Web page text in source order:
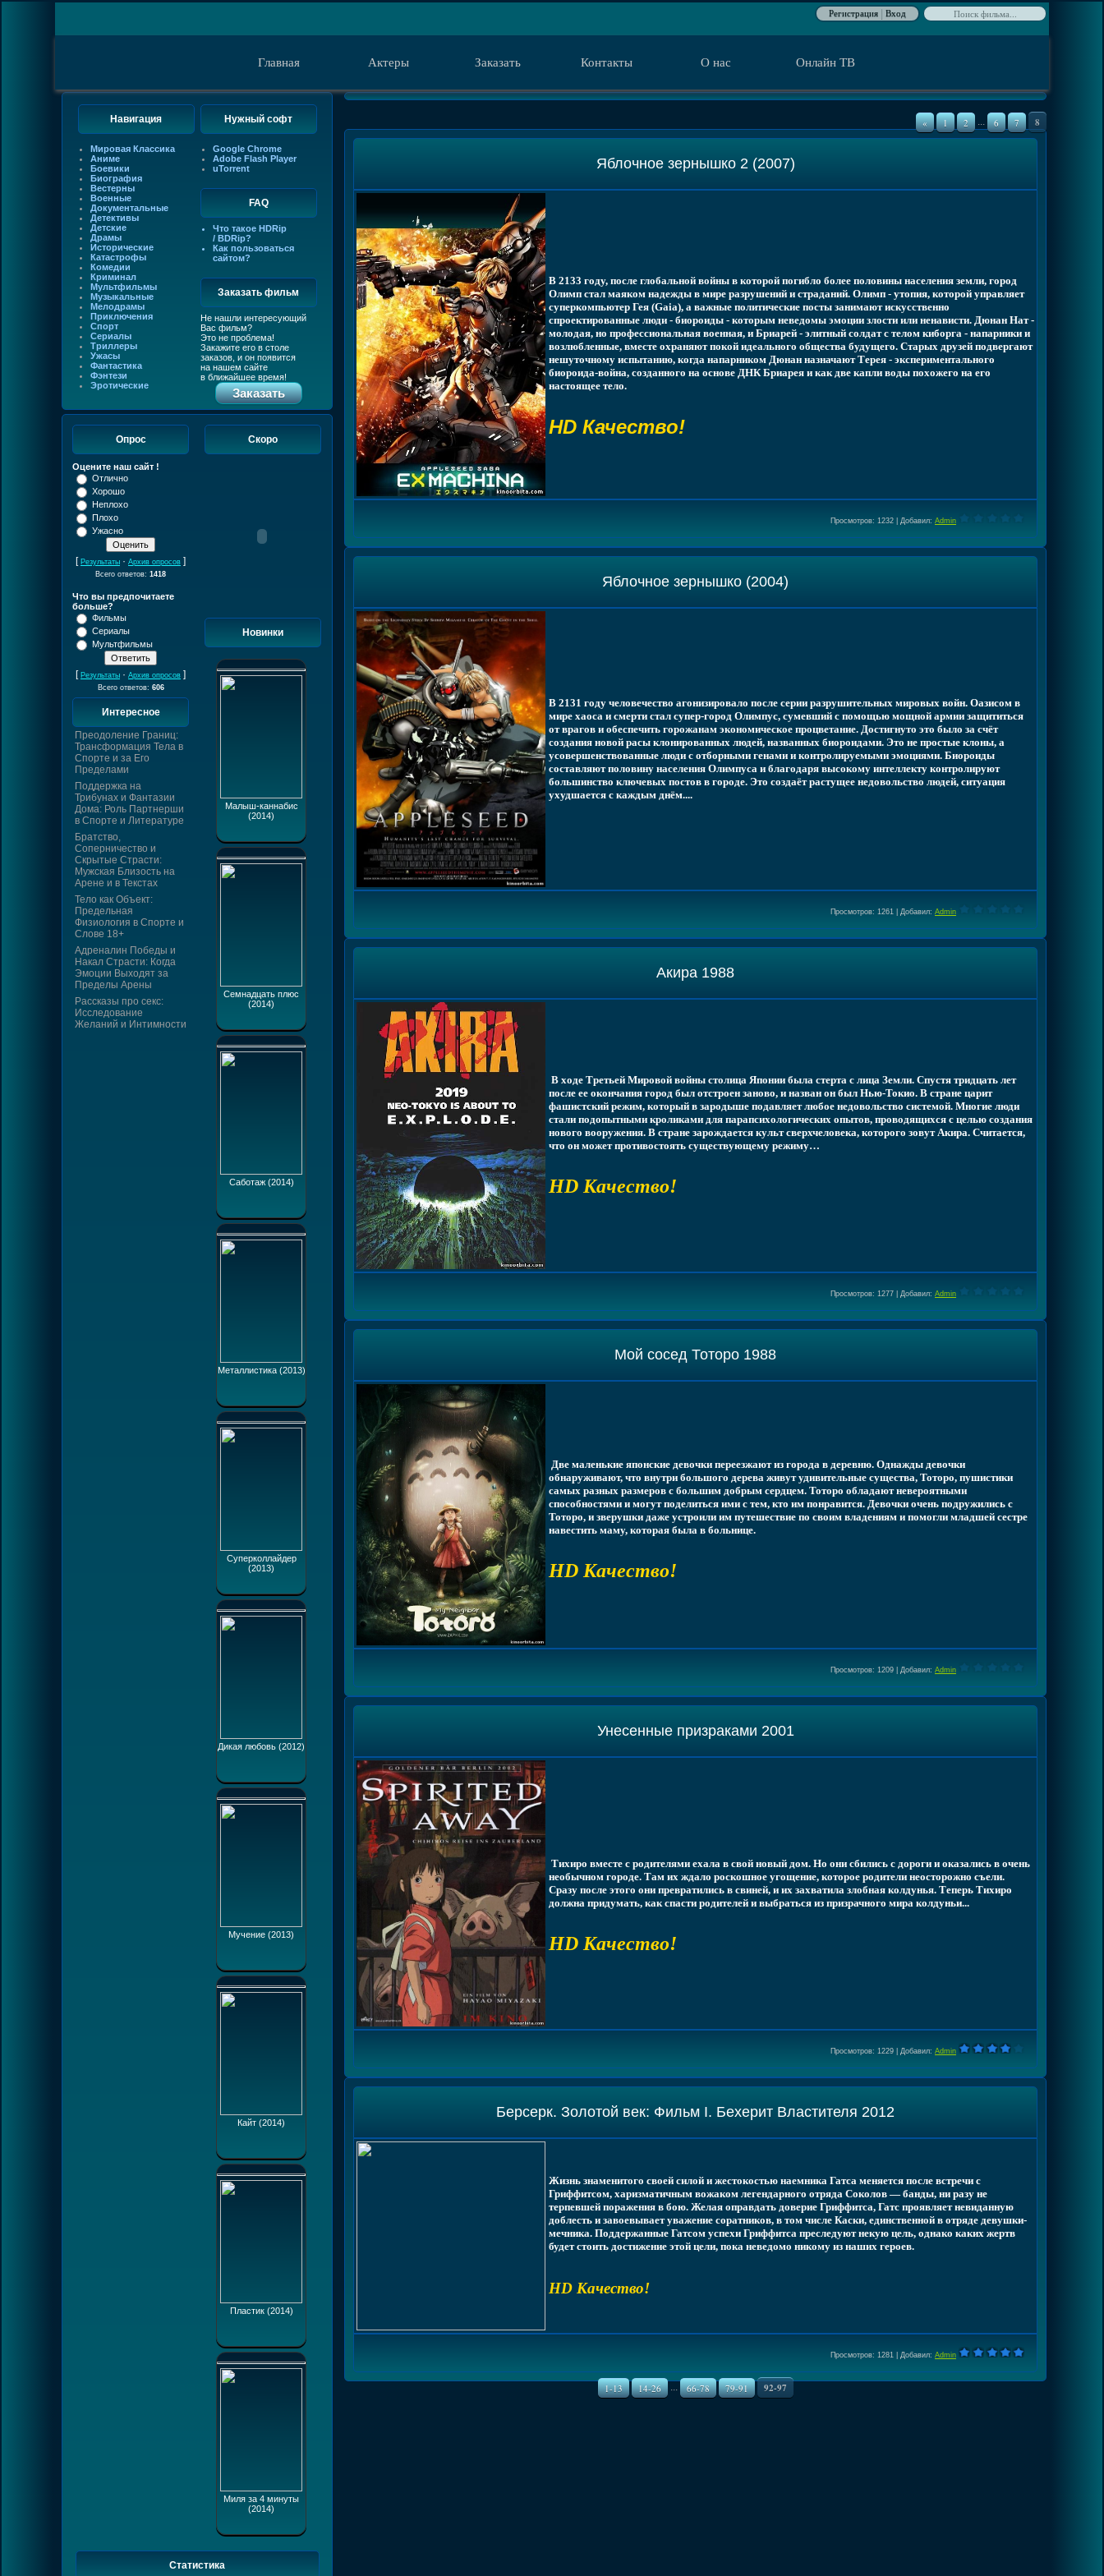
Регистрация Вход
Главная Актеры Заказать Контакты О нас Онлайн ТВ
Навигация Нужный софт
Мировая Классика
Аниме
Боевики
Биография
Вестерны
Военные
Документальные
Детективы
Детские
Драмы
Исторические
Катастрофы
Комедии
Криминал
Мультфильмы
Музыкальные
Мелодрамы
Приключения
Спорт
Сериалы
Триллеры
Ужасы
Фантастика
Фэнтези
Эротические
Google Chrome
Adobe Flash Player
uTorrent
FAQ
Что такое HDRip
/ BDRip?
Как пользоваться
сайтом?
Заказать фильм
Не нашли интересующий
Вас фильм?
Это не проблема!
Закажите его в столе
заказов, и он появится
на нашем сайте
в ближайшее время!
Заказать
Опрос
Оцените наш сайт !
Отлично
Хорошо
Неплохо
Плохо
Ужасно
[ Результаты · Архив опросов ]
Всего ответов: 1418
Что вы предпочитаете
больше?
Фильмы
Сериалы
Мультфильмы
[ Результаты · Архив опросов ]
Всего ответов: 606
Интересное
Преодоление Границ:
Трансформация Тела в
Спорте и за Его
Пределами
Поддержка на
Трибунах и Фантазии
Дома: Роль Партнерши
в Спорте и Литературе
Братство,
Соперничество и
Скрытые Страсти:
Мужская Близость на
Арене и в Текстах
Тело как Объект:
Предельная
Физиология в Спорте и
Слове 18+
Адреналин Победы и
Накал Страсти: Когда
Эмоции Выходят за
Пределы Арены
Рассказы про секс:
Исследование
Желаний и Интимности
Скоро
Новинки
Малыш-каннабис
(2014)
Семнадцать плюс
(2014)
Саботаж (2014)
Металлистика (2013)
Суперколлайдер
(2013)
Дикая любовь (2012)
Мучение (2013)
Кайт (2014)
Пластик (2014)
Миля за 4 минуты
(2014)
Статистика
« 1 2 ... 6 7 8
Яблочное зернышко 2 (2007)
В 2133 году, после глобальной войны в которой погибло более половины населения земли, город
Олимп стал маяком надежды в мире разрушений и страданий. Олимп - утопия, которой управляет
суперкомпьютер Гея (Gaia), а важные политические посты занимают искусственно
спроектированные люди - биороиды - которым неведомы эмоции злости или ненависти. Дюнан Нат -
молодая, но профессиональная военная, и Бриарей - элитный солдат с телом киборга - напарники и
возлюбленные, вместе охраняют покой идеального общества будущего. Старых друзей подвергают
нешуточному испытанию, когда напарником Дюнан назначают Терея - экспериментального
биороида-война, созданного на основе ДНК Бриарея и как две капли воды похожего на его
настоящее тело.
HD Качество!
Просмотров: 1232 | Добавил: Admin
Яблочное зернышко (2004)
В 2131 году человечество агонизировало после серии разрушительных мировых войн. Оазисом в
мире хаоса и смерти стал супер-город Олимпус, сумевший с помощью мощной армии защититься
от врагов и обеспечить горожанам экономическое процветание. Достигнуто это было за счёт
создания новой расы клонированных людей, названных биороидами. Это не простые клоны, а
усовершенствованные люди с отборными генами и контролируемыми эмоциями. Биороиды
составляют половину населения Олимпуса и благодаря высокому интеллекту контролируют
большинство ключевых постов в городе. Это создаёт растущее недовольство людей, ситуация
ухудшается с каждым днём....
Просмотров: 1261 | Добавил: Admin
Акира 1988
В ходе Третьей Мировой войны столица Японии была стерта с лица Земли. Спустя тридцать лет
после ее окончания город был отстроен заново, и назван он был Нью-Токио. В стране царит
фашистский режим, который в зародыше подавляет любое недовольство системой. Многие люди
стали подопытными кроликами для парапсихологических опытов, проводящихся с целью создания
нового вооружения. В стране зарождается культ сверхчеловека, которого зовут Акира. Считается,
что он может противостоять существующему режиму…
HD Качество!
Просмотров: 1277 | Добавил: Admin
Мой сосед Тоторо 1988
Две маленькие японские девочки переезжают из города в деревню. Однажды девочки
обнаруживают, что внутри большого дерева живут удивительные существа, Тоторо, пушистики
самых разных размеров с большим добрым сердцем. Тоторо обладают невероятными
способностями и могут поделиться ими с тем, кто им понравится. Девочки очень подружились с
Тоторо, и зверушки даже устроили им путешествие по своим владениям и помогли младшей сестре
навестить маму, которая была в больнице.
HD Качество!
Просмотров: 1209 | Добавил: Admin
Унесенные призраками 2001
Тихиро вместе с родителями ехала в свой новый дом. Но они сбились с дороги и оказались в очень
необычном городе. Там их ждало роскошное угощение, которое родители неосторожно съели.
Сразу после этого они превратились в свиней, и их захватила злобная колдунья. Теперь Тихиро
должна придумать, как спасти родителей и выбраться из призрачного мира колдуньи...
HD Качество!
Просмотров: 1229 | Добавил: Admin
Берсерк. Золотой век: Фильм I. Бехерит Властителя 2012
Жизнь знаменитого своей силой и жестокостью наемника Гатса меняется после встречи с
Гриффитсом, харизматичным вожаком легендарного отряда Соколов — банды, ни разу не
терпевшей поражения в бою. Желая оправдать доверие Гриффитса, Гатс проявляет невиданную
доблесть и завоевывает уважение соратников, в том числе Каски, единственной в отряде девушки-
мечника. Поддержанные Гатсом успехи Гриффитса преследуют некую цель, однако каких жертв
будет стоить достижение этой цели, пока неведомо никому из наших героев.
HD Качество!
Просмотров: 1281 | Добавил: Admin
1-13 14-26 ... 66-78 79-91 92-97